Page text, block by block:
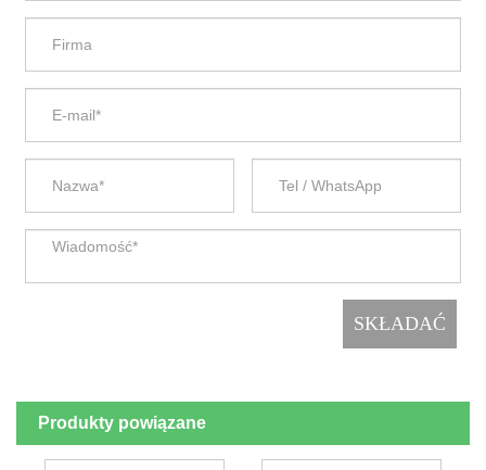
Produkty powiązane